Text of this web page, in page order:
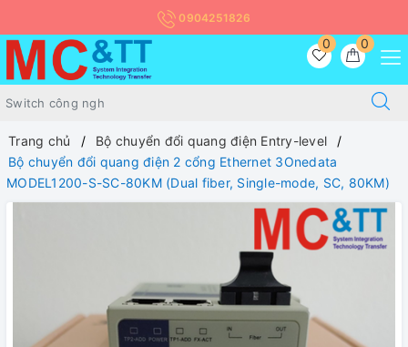
0904251826
0
0
Trang chủ
Bộ chuyển đổi quang điện Entry-level
Bộ chuyển đổi quang điện 2 cổng Ethernet 3Onedata
MODEL1200-S-SC-80KM (Dual fiber, Single-mode, SC, 80KM)